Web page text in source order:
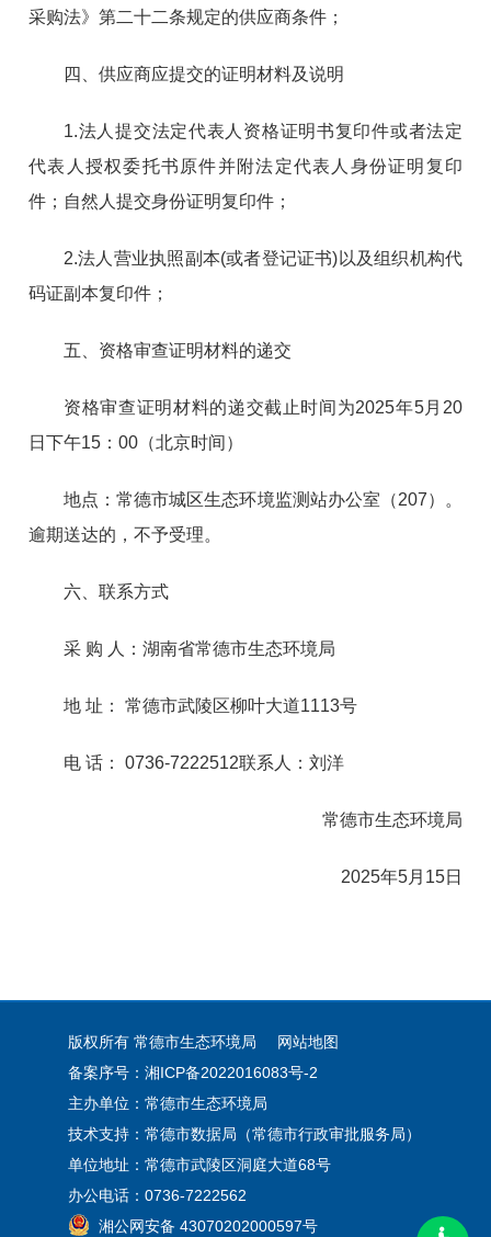
采购法》第二十二条规定的供应商条件；
四、供应商应提交的证明材料及说明
1.法人提交法定代表人资格证明书复印件或者法定
代表人授权委托书原件并附法定代表人身份证明复印
件；自然人提交身份证明复印件；
2.法人营业执照副本(或者登记证书)以及组织机构代
码证副本复印件；
五、资格审查证明材料的递交
资格审查证明材料的递交截止时间为2025年5月20
日下午15：00（北京时间）
地点：常德市城区生态环境监测站办公室（207）。
逾期送达的，不予受理。
六、联系方式
采 购 人：湖南省常德市生态环境局
地 址： 常德市武陵区柳叶大道1113号
电 话： 0736-7222512联系人：刘洋
常德市生态环境局
2025年5月15日
版权所有 常德市生态环境局
网站地图
备案序号：湘ICP备2022016083号-2
主办单位：常德市生态环境局
技术支持：常德市数据局（常德市行政审批服务局）
单位地址：常德市武陵区洞庭大道68号
办公电话：0736-7222562
湘公网安备 43070202000597号